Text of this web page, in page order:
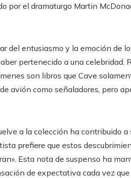
por el dramaturgo Martin
del entusiasmo y la emoción de
pertenecido a una celebridad.
son libros que Cave
avión como señaladores, pero
a la colección ha contribuido
prefiere que estos
Esta nota de suspenso ha
de expectativa cada vez